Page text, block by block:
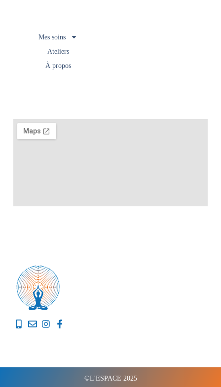
Mes soins
Ateliers
À propos
©L'ESPACE 2025